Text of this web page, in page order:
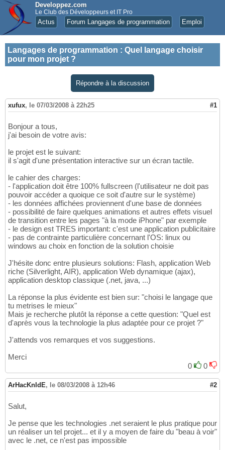
Developpez.com
Le Club des Développeurs et IT Pro
Actus Forum Langages de programmation Emploi
Langages de programmation : Quel langage choisir
pour mon projet ?
Répondre à la discussion
xufux, le 07/03/2008 à 22h25 #1
Bonjour a tous,
j'ai besoin de votre avis:
le projet est le suivant:
il s'agit d'une présentation interactive sur un écran tactile.
le cahier des charges:
- l'application doit être 100% fullscreen (l'utilisateur ne doit pas
pouvoir accéder a quoique ce soit d'autre sur le système)
- les données affichées proviennent d'une base de données
- possibilité de faire quelques animations et autres effets visuel
de transition entre les pages "à la mode iPhone" par exemple
- le design est TRES important: c'est une application publicitaire
- pas de contrainte particulière concernant l'OS: linux ou
windows au choix en fonction de la solution choisie
J'hésite donc entre plusieurs solutions: Flash, application Web
riche (Silverlight, AIR), application Web dynamique (ajax),
application desktop classique (.net, java, ...)
La réponse la plus évidente est bien sur: "choisi le langage que
tu metrises le mieux"
Mais je recherche plutôt la réponse a cette question: "Quel est
d'après vous la technologie la plus adaptée pour ce projet ?"
J'attends vos remarques et vos suggestions.
Merci
0
0
ArHacKnIdE, le 08/03/2008 à 12h46 #2
Salut,
Je pense que les technologies .net seraient le plus pratique pour
un réaliser un tel projet... et il y a moyen de faire du "beau à voir"
avec le .net, ce n'est pas impossible